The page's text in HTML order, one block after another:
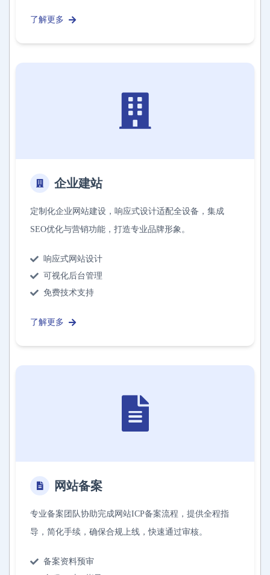
了解更多
企业建站
定制化企业网站建设，响应式设计适配全设备，集成
SEO优化与营销功能，打造专业品牌形象。
响应式网站设计
可视化后台管理
免费技术支持
了解更多
网站备案
专业备案团队协助完成网站ICP备案流程，提供全程指
导，简化手续，确保合规上线，快速通过审核。
备案资料预审